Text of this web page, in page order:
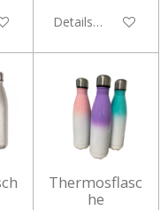
Details anzeigen
Thermosflasc
he